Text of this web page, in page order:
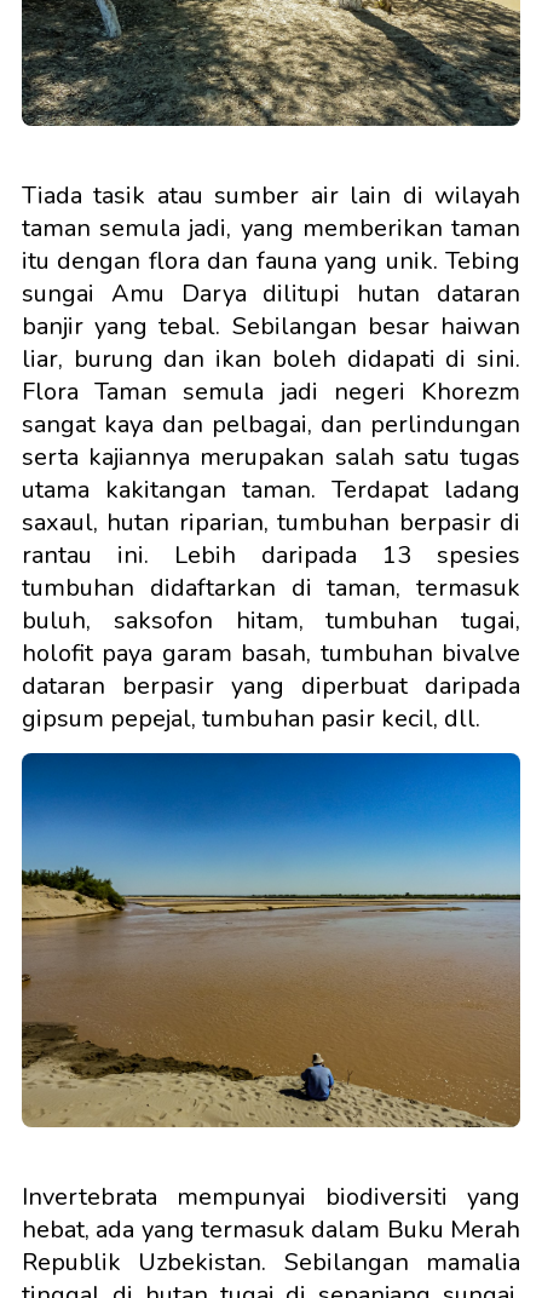
Tiada tasik atau sumber air lain di wilayah
taman semula jadi, yang memberikan taman
itu dengan flora dan fauna yang unik. Tebing
sungai Amu Darya dilitupi hutan dataran
banjir yang tebal. Sebilangan besar haiwan
liar, burung dan ikan boleh didapati di sini.
Flora Taman semula jadi negeri Khorezm
sangat kaya dan pelbagai, dan perlindungan
serta kajiannya merupakan salah satu tugas
utama kakitangan taman. Terdapat ladang
saxaul, hutan riparian, tumbuhan berpasir di
rantau ini. Lebih daripada 13 spesies
tumbuhan didaftarkan di taman, termasuk
buluh, saksofon hitam, tumbuhan tugai,
holofit paya garam basah, tumbuhan bivalve
dataran berpasir yang diperbuat daripada
gipsum pepejal, tumbuhan pasir kecil, dll.
Invertebrata mempunyai biodiversiti yang
hebat, ada yang termasuk dalam Buku Merah
Republik Uzbekistan. Sebilangan mamalia